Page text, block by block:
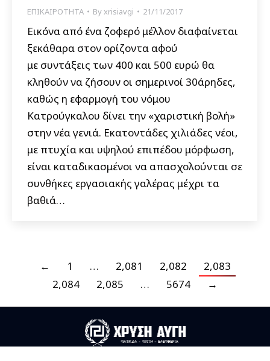
ΕΠΙΚΑΙΡΟΤΗΤΑ Byxrisiavgi 21/11/2017
Εικόνα από ένα ζοφερό μέλλον διαφαίνεται
ξεκάθαρα στον ορίζοντα αφού
με συντάξεις των 400 και 500 ευρώ θα
κληθούν να ζήσουν οι σημερινοί 30άρηδες,
καθώς η εφαρμογή του νόμου
Κατρούγκαλου δίνει την «χαριστική βολή»
στην νέα γενιά. Εκατοντάδες χιλιάδες νέοι,
με πτυχία και υψηλού επιπέδου μόρφωση,
είναι καταδικασμένοι να απασχολούνται σε
συνθήκες εργασιακής γαλέρας μέχρι τα
βαθιά…
← 1 … 2,081 2,082
2,083
2,084
2,085 … 5674 →